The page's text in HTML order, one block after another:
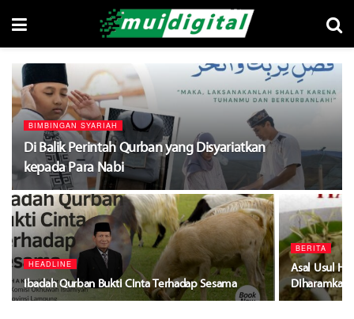
BIMBINGAN SYARIAH
Di Balik Perintah Qurban yang Disyariatkan
kepada Para Nabi
HEADLINE
Ibadah Qurban Bukti Cinta Terhadap Sesama
BERITA
Asal Usul
Diharamkan